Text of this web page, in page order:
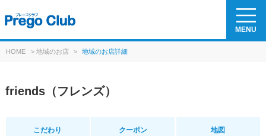
MENU
HOME > 地域のお店 > 地域のお店詳細
friends（フレンズ）
こだわり クーポン 地図